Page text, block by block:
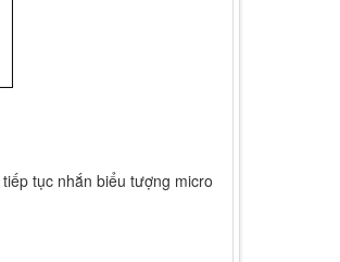
tục nhắn biểu tượng micro